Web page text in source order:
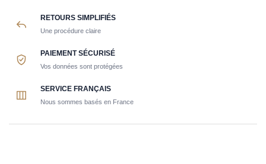
RETOURS SIMPLIFIÉS
Une procédure claire
PAIEMENT SÉCURISÉ
Vos données sont protégées
SERVICE FRANÇAIS
Nous sommes basés en France